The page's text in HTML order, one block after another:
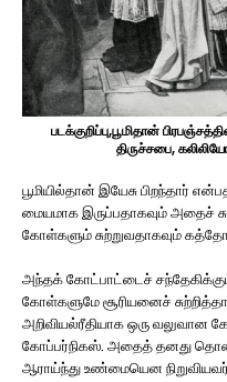
படக்குறிப்பு,பூமிதான்
திருச்சபை,
பூமியில்தான் இயேசு பிறந்தார்
மையமாக இருப்பதாகவும் அதைச்
கோள்களும் சுற்றுவதாகவும்
அந்தக் கோட்பாட்டைச்
கோள்களுமே சூரியனைச்
அறிவியல்ரீதியாக ஒரு
கோப்பர்நிகஸ். அதைத் தனது
ஆராய்ந்து உண்மையென நிறுவியவர்